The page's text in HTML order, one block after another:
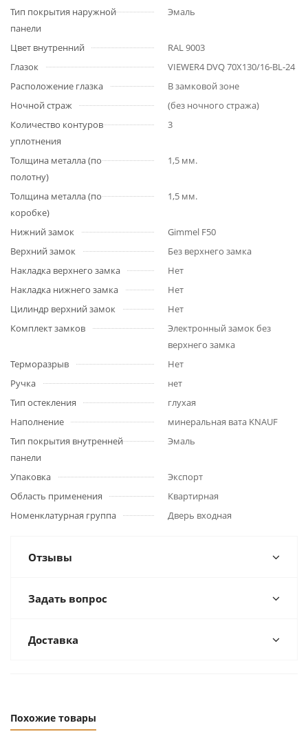
Тип покрытия наружной
панели
Эмаль
Цвет внутренний
RAL 9003
Глазок
VIEWER4 DVQ 70X130/16-BL-24
Расположение глазка
В замковой зоне
Ночной страж
(без ночного стража)
Количество контуров
уплотнения
3
Толщина металла (по
полотну)
1,5 мм.
Толщина металла (по
коробке)
1,5 мм.
Нижний замок
Gimmel F50
Верхний замок
Без верхнего замка
Накладка верхнего замка
Нет
Накладка нижнего замка
Нет
Цилиндр верхний замок
Нет
Комплект замков
Электронный замок без
верхнего замка
Терморазрыв
Нет
Ручка
нет
Тип остекления
глухая
Наполнение
минеральная вата KNAUF
Тип покрытия внутренней
панели
Эмаль
Упаковка
Экспорт
Область применения
Квартирная
Номенклатурная группа
Дверь входная
Отзывы
Задать вопрос
Доставка
Похожие товары